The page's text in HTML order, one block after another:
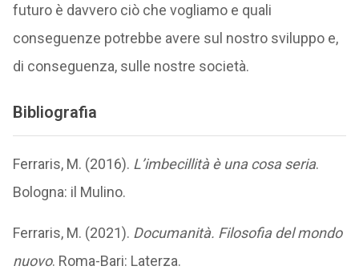
futuro è davvero ciò che vogliamo e quali
conseguenze potrebbe avere sul nostro sviluppo e,
di conseguenza, sulle nostre società.
Bibliografia
Ferraris, M. (2016). L’imbecillità è una cosa seria.
Bologna: il Mulino.
Ferraris, M. (2021). Documanità. Filosofia del mondo
nuovo. Roma-Bari: Laterza.